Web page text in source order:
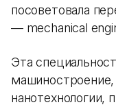
посоветовала
— mechanical
Эта
машиностроение,
нанотехнологии,